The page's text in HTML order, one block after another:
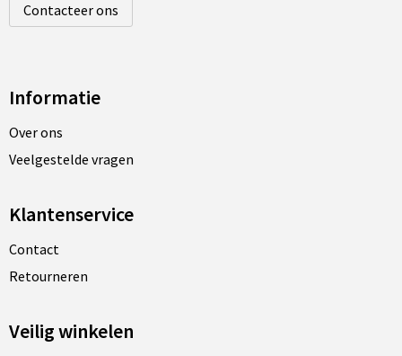
Contacteer ons
Informatie
Over ons
Veelgestelde vragen
Klantenservice
Contact
Retourneren
Veilig winkelen